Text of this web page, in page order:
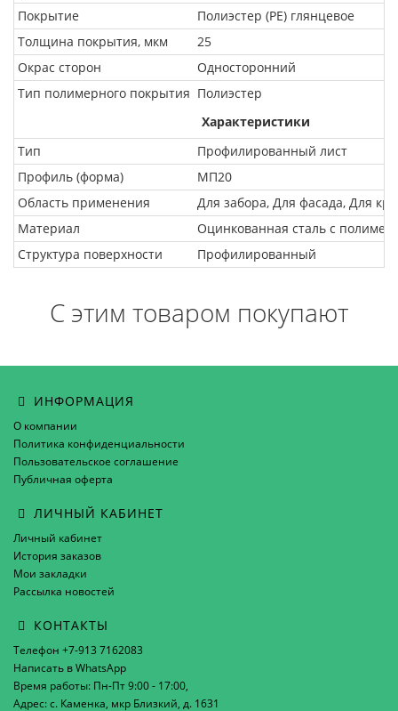
Покрытие
Полиэстер (PE) глянцевое
Толщина покрытия, мкм
25
Окрас сторон
Односторонний
Тип полимерного покрытия Полиэстер
Характеристики
Тип
Профилированный лист
Профиль (форма)
МП20
Область применения
Для забора, Для фасада, Для
Материал
Оцинкованная сталь с
Структура поверхности
Профилированный
С этим товаром покупают
ИНФОРМАЦИЯ
О компании
Политика конфиденциальности
Пользовательское соглашение
Публичная оферта
ЛИЧНЫЙ КАБИНЕТ
Личный кабинет
История заказов
Мои закладки
Рассылка новостей
КОНТАКТЫ
Телефон +7-913 7162083
Написать в WhatsApp
Время работы: Пн-Пт 9:00 - 17:00,
Адрес: с. Каменка, мкр Близкий, д. 1631